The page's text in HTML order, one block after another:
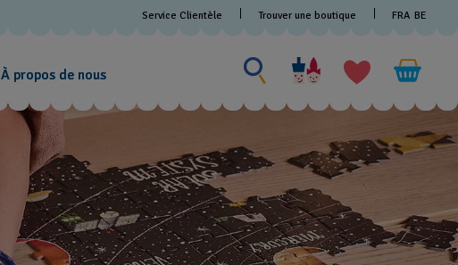
Service Clientèle Trouver une boutique FRA BE
À propos de nous
Rechercher
un
produit